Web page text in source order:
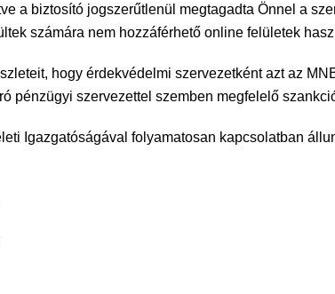
a biztosító jogszerűtlenül megtagadta Önnel a
számára nem hozzáférhető online felületek
hogy érdekvédelmi szervezetként azt az
pénzügyi szervezettel szemben megfelelő
Igazgatóságával folyamatosan kapcsolatban